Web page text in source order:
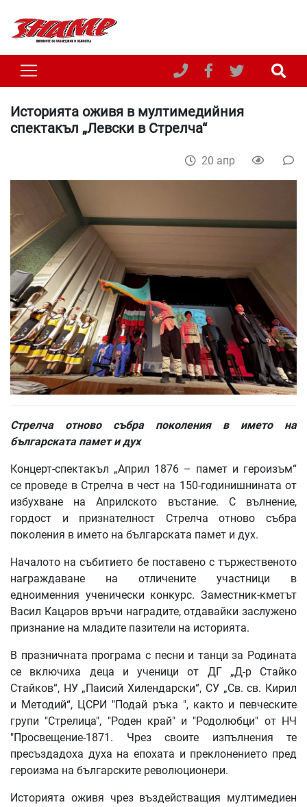
Историята оживя в мултимедийния
спектакъл „Левски в Стрелча“
20 апр
Стрелча отново събра поколения в името на
българската памет и дух
Концерт-спектакъл „Април 1876 – памет и героизъм“
се проведе в Стрелча в чест на 150-годинишнината от
избухване на Априлското въстание. С вълнение,
гордост и признателност Стрелча отново събра
поколения в името на българската памет и дух.
Началото на събитието бе поставено с тържественото
награждаване на отличените участници в
едноименния ученически конкурс. Заместник-кметът
Васил Кацаров връчи наградите, отдавайки заслужено
признание на младите пазители на историята.
В празничната програма с песни и танци за Родината
се включиха деца и ученици от ДГ „Д-р Стайко
Стайков“, НУ „Паисий Хилендарски“, СУ „Св. св. Кирил
и Методий“, ЦСРИ "Подай ръка ", както и певческите
групи "Стрелица", "Роден край" и "Родолюбци" от НЧ
"Просвещение-1871. Чрез своите изпълнения те
пресъздадоха духа на епохата и преклонението пред
героизма на българските революционери.
Историята оживя чрез въздействащия мултимедиен